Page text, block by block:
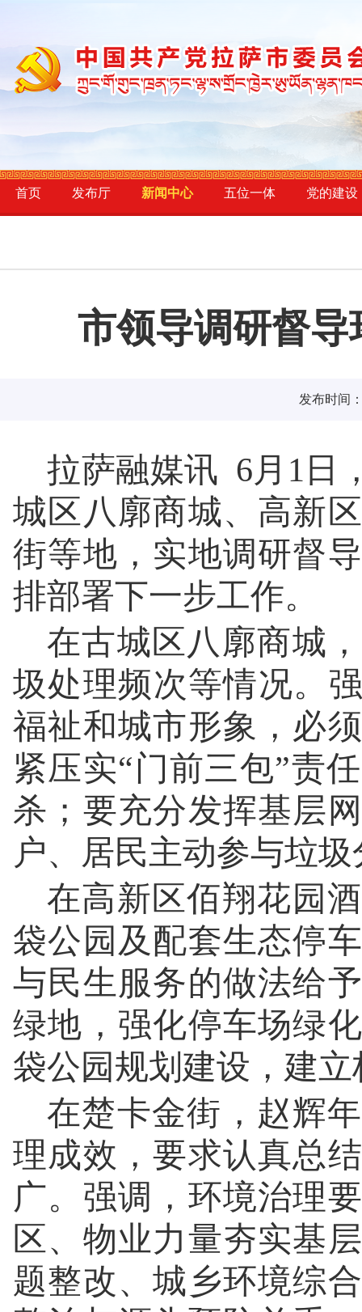
首页 发布厅 新闻中心 五位一体 党的建设
市领导调研督
发布时间
拉萨融媒讯 6月1日
城区八廓商城、高新
街等地，实地调研督
排部署下一步工作。
在古城区八廓商城
圾处理频次等情况。
福祉和城市形象，必
紧压实“门前三包”责
杀；要充分发挥基层
户、居民主动参与垃
在高新区佰翔花园
袋公园及配套生态停
与民生服务的做法给
绿地，强化停车场绿
袋公园规划建设，建
在楚卡金街，赵辉
理成效，要求认真总
广。强调，环境治理
区、物业力量夯实基
题整改、城乡环境综